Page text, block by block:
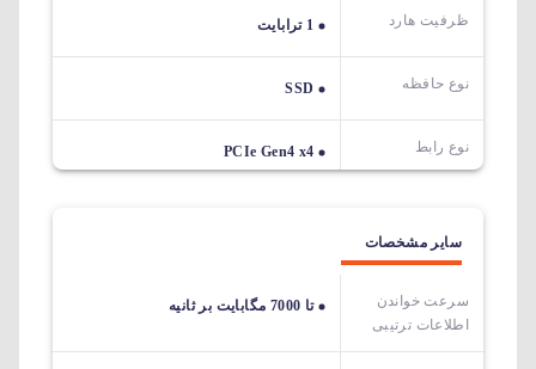
ظرفیت هارد 1 ترابایت
نوع حافظه SSD
نوع رابط PCIe Gen4 x4
سایر مشخصات
سرعت خواندن
اطلاعات ترتیبی
تا 7000 مگابایت بر ثانیه